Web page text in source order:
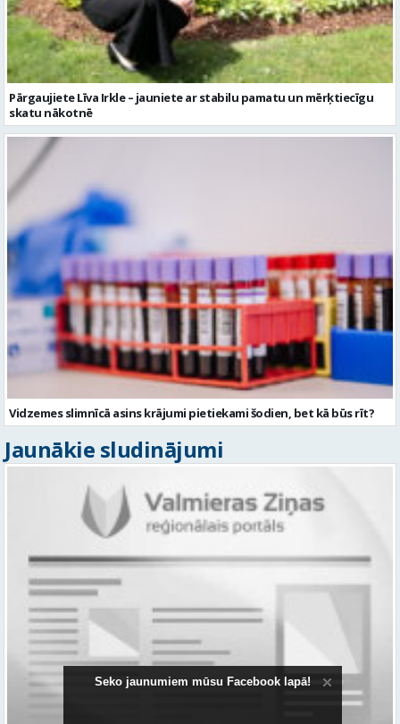
Pārgaujiete Līva Irkle – jauniete ar stabilu pamatu un mērķtiecīgu
skatu nākotnē
Vidzemes slimnīcā asins krājumi pietiekami šodien, bet kā būs rīt?
Jaunākie sludinājumi
Seko jaunumiem mūsu Facebook lapā!